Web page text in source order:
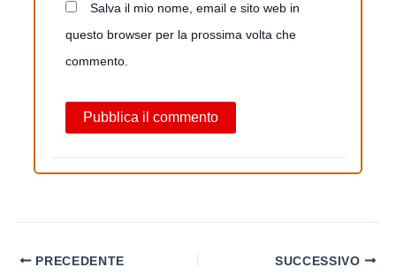
Salva il mio nome, email e sito web in
questo browser per la prossima volta che
commento.
PRECEDENTE SUCCESSIVO